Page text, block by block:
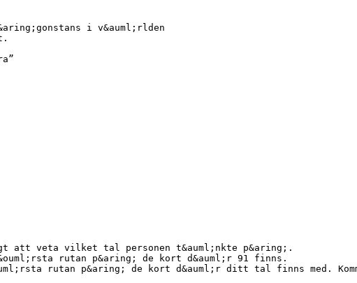
i v&auml;rlden
att veta vilket tal personen t&auml;nkte p&aring;.
rutan p&aring; de kort d&auml;r 91 finns.
rutan p&aring; de kort d&auml;r ditt tal finns med.